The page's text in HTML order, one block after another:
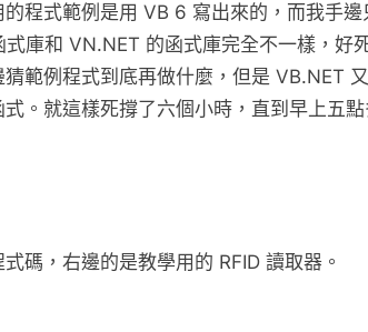
的程式範例是用 VB 6 寫出來的，而我手
庫和 VN.NET 的函式庫完全不一樣，好
範例程式到底再做什麼，但是 VB.NET
。就這樣死撐了六個小時，直到早上五
碼，右邊的是教學用的 RFID 讀取器。